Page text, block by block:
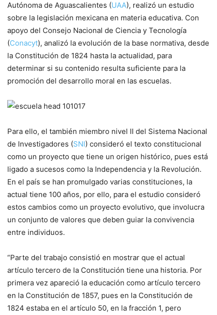
Autónoma de Aguascalientes (UAA), realizó un estudio
sobre la legislación mexicana en materia educativa. Con
apoyo del Consejo Nacional de Ciencia y Tecnología
(Conacyt), analizó la evolución de la base normativa, desde
la Constitución de 1824 hasta la actualidad, para
determinar si su contenido resulta suficiente para la
promoción del desarrollo moral en las escuelas.
Para ello, el también miembro nivel II del Sistema Nacional
de Investigadores (SNI) consideró el texto constitucional
como un proyecto que tiene un origen histórico, pues está
ligado a sucesos como la Independencia y la Revolución.
En el país se han promulgado varias constituciones, la
actual tiene 100 años, por ello, para el estudio consideró
estos cambios como un proyecto evolutivo, que involucra
un conjunto de valores que deben guiar la convivencia
entre individuos.
“Parte del trabajo consistió en mostrar que el actual
artículo tercero de la Constitución tiene una historia. Por
primera vez apareció la educación como artículo tercero
en la Constitución de 1857, pues en la Constitución de
1824 estaba en el artículo 50, en la fracción 1, pero